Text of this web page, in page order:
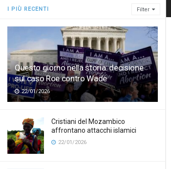
I PIÙ RECENTI Filter
Questo giorno nella storia: decisione
sul caso Roe contro Wade
22/01/2026
Cristiani del Mozambico
affrontano attacchi islamici
22/01/2026